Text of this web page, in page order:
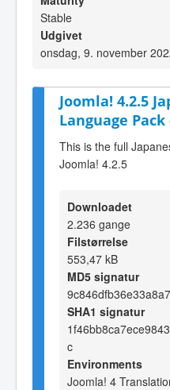
Stable
Udgivet
onsdag, 9. november
Joomla! 4.2.5
Language Pack
This is the full
Joomla! 4.2.5
Downloadet
2.236 gange
Filstørrelse
553,47 kB
MD5 signatur
SHA1 signatur
c
Environments
Joomla! 4